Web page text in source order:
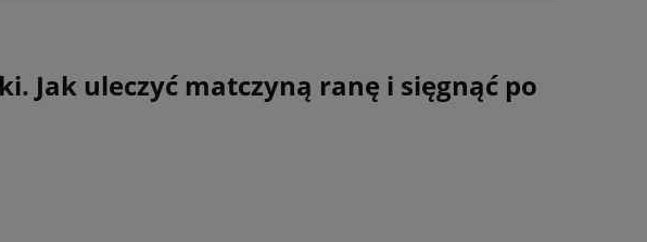
Jak uleczyć matczyną ranę i sięgnąć po